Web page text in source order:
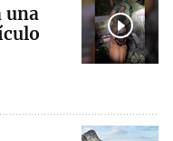
una